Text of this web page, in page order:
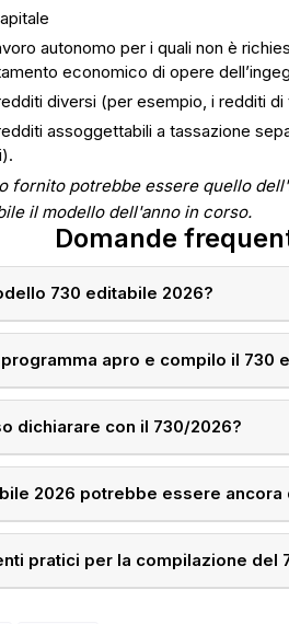
autonomo per i quali non è
economico di opere
diversi (per esempio, i redditi
assoggettabili a tassazione
potrebbe essere quello
il modello dell'anno in corso.
Domande
730 editabile 2026?
apro e compilo il 730
dichiarare con il 730/2026?
2026 potrebbe essere ancora
pratici per la compilazione del